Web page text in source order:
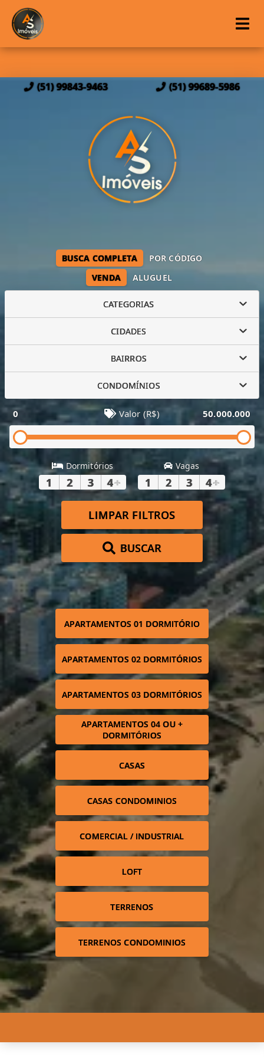
(51) 99843-9463 (51) 99689-5986
VENDA ALUGUEL
BUSCA COMPLETA POR CÓDIGO
CATEGORIAS
CIDADES
BAIRROS
CONDOMÍNIOS
0 Valor (R$) 50.000.000
Dormitórios
1 2 3 4+
Vagas
1 2 3 4+
LIMPAR FILTROS
BUSCAR
APARTAMENTOS 01 DORMITÓRIO
APARTAMENTOS 02 DORMITÓRIOS
APARTAMENTOS 03 DORMITÓRIOS
APARTAMENTOS 04 OU +
DORMITÓRIOS
CASAS
CASAS CONDOMINIOS
COMERCIAL / INDUSTRIAL
LOFT
TERRENOS
TERRENOS CONDOMINIOS